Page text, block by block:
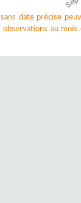
date précise
au